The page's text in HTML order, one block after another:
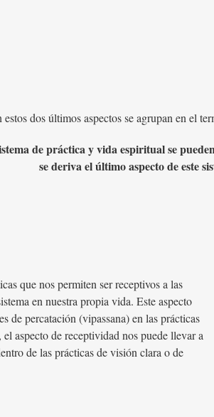
dos últimos aspectos se agrupan en el
de práctica y vida espiritual se
se deriva el último aspecto de este
que nos permiten ser receptivos a las
en nuestra propia vida. Este aspecto
de percatación (vipassana) en las prácticas
aspecto de receptividad nos puede llevar a
de las prácticas de visión clara o de